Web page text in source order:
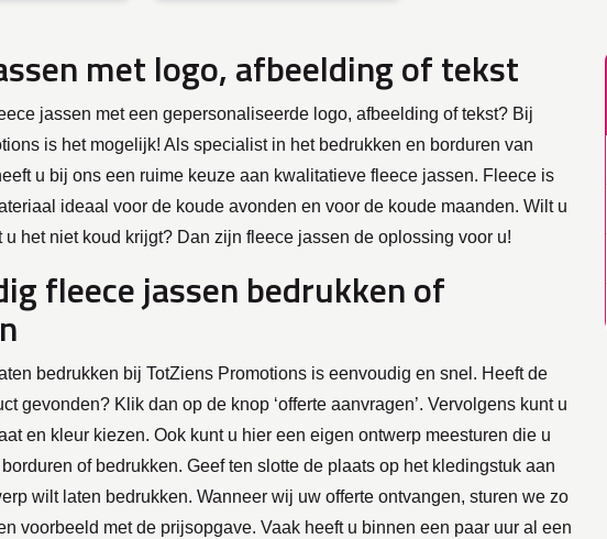
met logo, afbeelding of tekst
jassen met een gepersonaliseerde logo, afbeelding of tekst? Bij
is het mogelijk! Als specialist in het bedrukken en borduren van
u bij ons een ruime keuze aan kwalitatieve fleece jassen. Fleece is
ideaal voor de koude avonden en voor de koude maanden. Wilt u
u het niet koud krijgt? Dan zijn fleece jassen de oplossing voor u!
fleece jassen bedrukken of
bedrukken bij TotZiens Promotions is eenvoudig en snel. Heeft de
gevonden? Klik dan op de knop ‘offerte aanvragen’. Vervolgens kunt u
en kleur kiezen. Ook kunt u hier een eigen ontwerp meesturen die u
of bedrukken. Geef ten slotte de plaats op het kledingstuk aan
wilt laten bedrukken. Wanneer wij uw offerte ontvangen, sturen we zo
voorbeeld met de prijsopgave. Vaak heeft u binnen een paar uur al een